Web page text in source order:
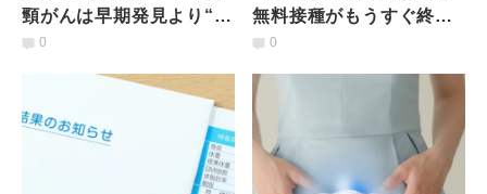
頸がんは早期発見より“予
防できる”がん！今すべき
0
無料接種がもうすぐ終
了！「HPVワクチン」の
が解説
0